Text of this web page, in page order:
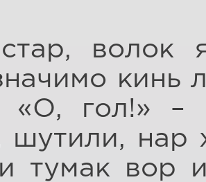
волок
кинь
«О, гол!» –
шутили, нар
тумак вор